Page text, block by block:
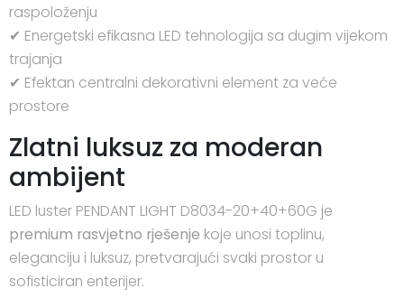
raspoloženju
✔ Energetski efikasna LED tehnologija sa dugim vijekom
trajanja
✔ Efektan centralni dekorativni element za veće
prostore
Zlatni luksuz za moderan
ambijent
LED luster PENDANT LIGHT D8034-20+40+60G je
premium rasvjetno rješenje koje unosi toplinu,
eleganciju i luksuz, pretvarajući svaki prostor u
sofisticiran enterijer.